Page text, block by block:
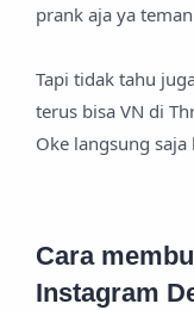
prank aja ya
Tapi tidak tahu
terus bisa VN di
Oke langsung
Cara
Instagram